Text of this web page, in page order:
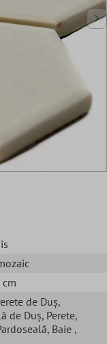
de Duș,
de Duș, Perete,
, Baie ,